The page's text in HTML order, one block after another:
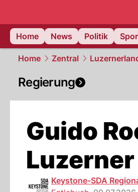
Home
News Politik
Home Zentral
Regierung
Guido
Keystone-SDA